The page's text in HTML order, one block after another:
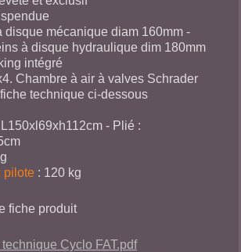
disque mécanique diam 160mm -
à disque hydraulique dim 180mm
intégré
Chambre à air à valves Schrader
technique ci-dessous
L150xl69xh112cm - Plié :
pilote : 120 kg
fiche produit
Cyclo FAT.pdf